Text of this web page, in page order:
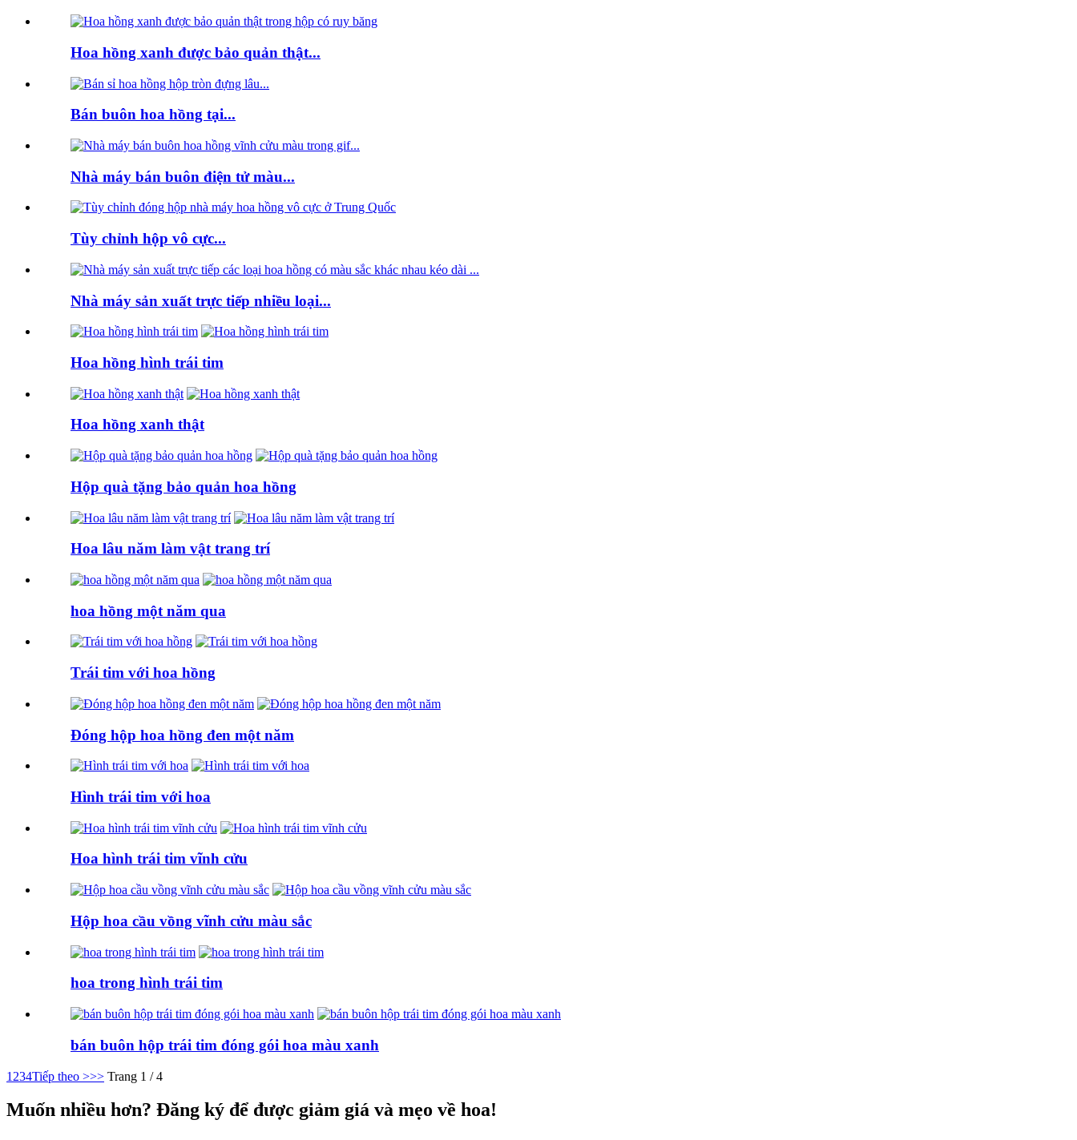
Hoa hồng xanh được bảo quản thật...
Bán buôn hoa hồng tại...
Nhà máy bán buôn điện tử màu...
Tùy chỉnh hộp vô cực...
Nhà máy sản xuất trực tiếp nhiều loại...
Hoa hồng hình trái tim
Hoa hồng xanh thật
Hộp quà tặng bảo quản hoa hồng
Hoa lâu năm làm vật trang trí
hoa hồng một năm qua
Trái tim với hoa hồng
Đóng hộp hoa hồng đen một năm
Hình trái tim với hoa
Hoa hình trái tim vĩnh cửu
Hộp hoa cầu vồng vĩnh cửu màu sắc
hoa trong hình trái tim
bán buôn hộp trái tim đóng gói hoa màu xanh
1 234Tiếp theo >>> Trang 1 / 4
Muốn nhiều hơn? Đăng ký để được giảm giá và mẹo về hoa!